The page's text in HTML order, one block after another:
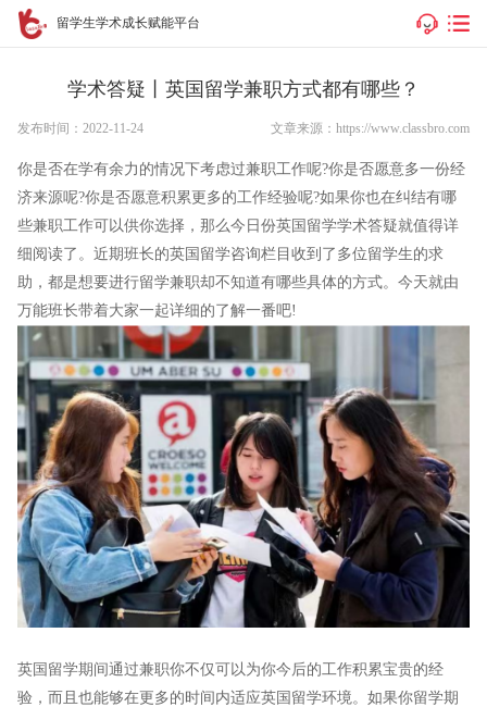
留学生学术成长赋能平台
学术答疑丨英国留学兼职方式都有哪些？
发布时间：2022-11-24 文章来源：https://www.classbro.com
你是否在学有余力的情况下考虑过兼职工作呢?你是否愿意多一份经
济来源呢?你是否愿意积累更多的工作经验呢?如果你也在纠结有哪
些兼职工作可以供你选择，那么今日份英国留学学术答疑就值得详
细阅读了。近期班长的英国留学咨询栏目收到了多位留学生的求
助，都是想要进行留学兼职却不知道有哪些具体的方式。今天就由
万能班长带着大家一起详细的了解一番吧!
英国留学期间通过兼职你不仅可以为你今后的工作积累宝贵的经
验，而且也能够在更多的时间内适应英国留学环境。如果你留学期